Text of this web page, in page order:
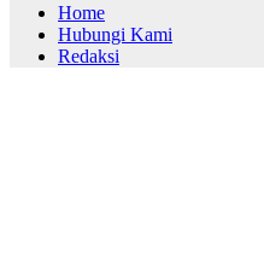
Home
Hubungi Kami
Redaksi